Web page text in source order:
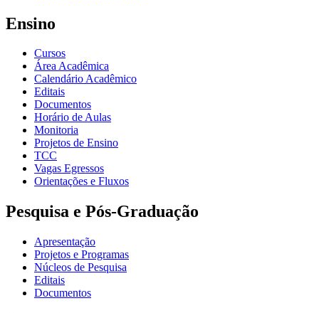
Ensino
Cursos
Área Acadêmica
Calendário Acadêmico
Editais
Documentos
Horário de Aulas
Monitoria
Projetos de Ensino
TCC
Vagas Egressos
Orientações e Fluxos
Pesquisa e Pós-Graduação
Apresentação
Projetos e Programas
Núcleos de Pesquisa
Editais
Documentos